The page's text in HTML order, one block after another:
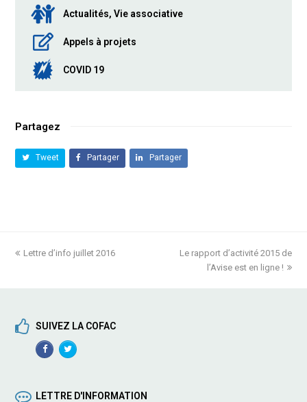
Actualités, Vie associative
Appels à projets
COVID 19
Partagez
Tweet Partager Partager
previous
Lettre d’info juillet 2016
next
Le rapport d’activité 2015 de
l’Avise est en ligne !
SUIVEZ LA COFAC
FacebookTwitterProfile
LETTRE D'INFORMATION